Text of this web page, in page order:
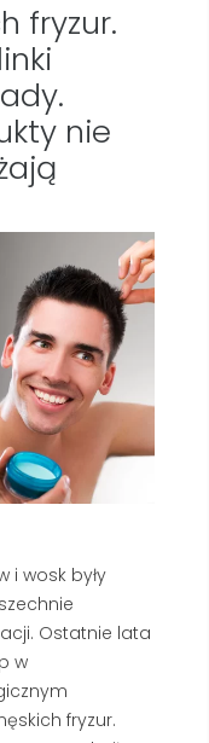
fryzur.
nie
i wosk były
Ostatnie lata
w
fryzur.